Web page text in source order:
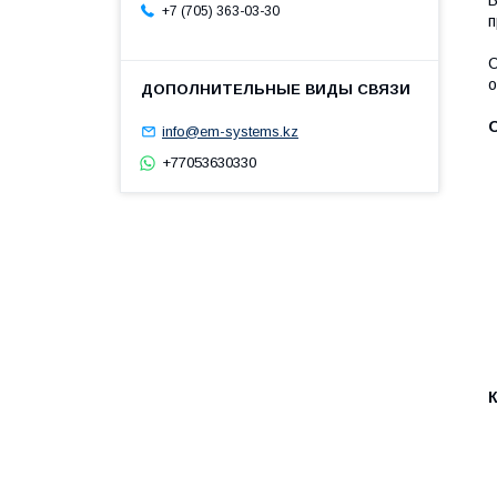
+7 (705) 363-03-30
info@em-systems.kz
+77053630330